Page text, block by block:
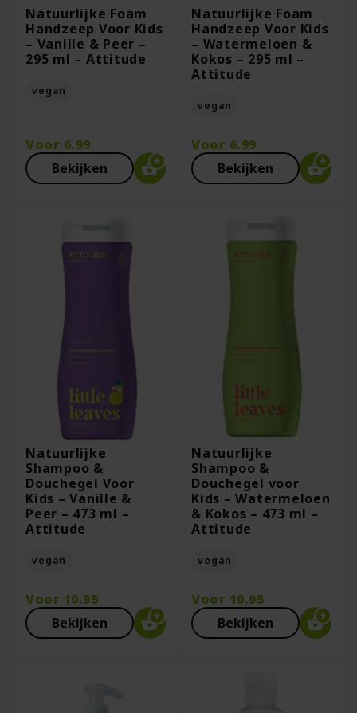
Natuurlijke Foam
Handzeep Voor Kids
– Vanille & Peer –
295 ml – Attitude
vegan
Voor 6.99
Bekijken
Natuurlijke Foam
Handzeep Voor Kids
– Watermeloen &
Kokos – 295 ml –
Attitude
vegan
Voor 6.99
Bekijken
Natuurlijke
Shampoo &
Douchegel Voor
Kids – Vanille &
Peer – 473 ml –
Attitude
vegan
Voor 10.95
Bekijken
Natuurlijke
Shampoo &
Douchegel voor
Kids – Watermeloen
& Kokos – 473 ml –
Attitude
vegan
Voor 10.95
Bekijken